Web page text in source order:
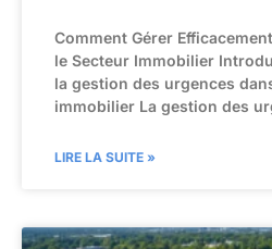
Comment Gérer
le Secteur Immobilier
la gestion des urgences
immobilier La gestion des
LIRE LA SUITE »